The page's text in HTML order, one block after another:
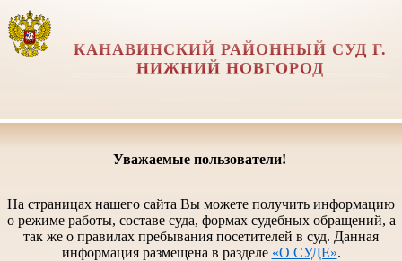
КАНАВИНСКИЙ РАЙОННЫЙ СУД Г.
НИЖНИЙ НОВГОРОД
Уважаемые пользователи!
На страницах нашего сайта Вы можете получить информацию
о режиме работы, составе суда, формах судебных обращений, а
так же о правилах пребывания посетителей в суд. Данная
информация размещена в разделе «О СУДЕ».